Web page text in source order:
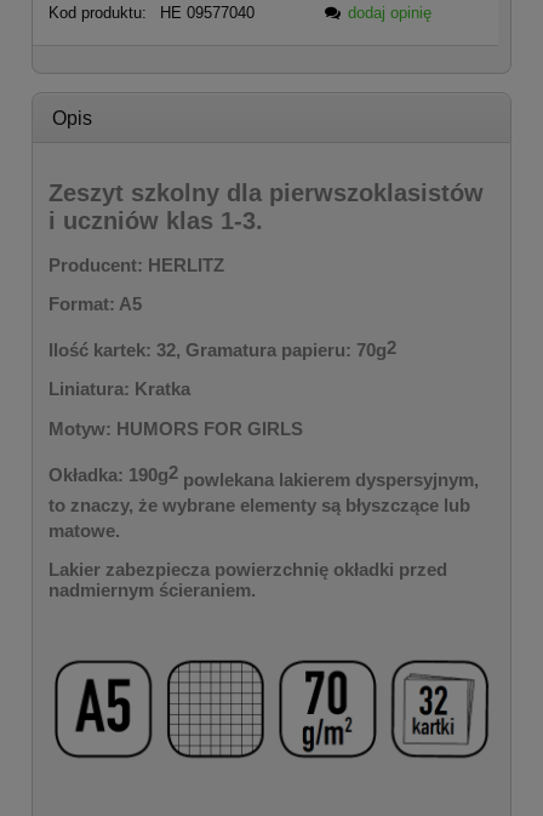
Kod produktu:
HE 09577040
dodaj opinię
Opis
Zeszyt szkolny dla pierwszoklasistów
i uczniów klas 1-3.
Producent: HERLITZ
Format: A5
Ilość kartek: 32, Gramatura papieru: 70g2
Liniatura: Kratka
Motyw: HUMORS FOR GIRLS
Okładka: 190g2 powlekana lakierem dyspersyjnym,
to znaczy, że wybrane elementy są błyszczące lub
matowe.
Lakier zabezpiecza powierzchnię okładki przed
nadmiernym ścieraniem.